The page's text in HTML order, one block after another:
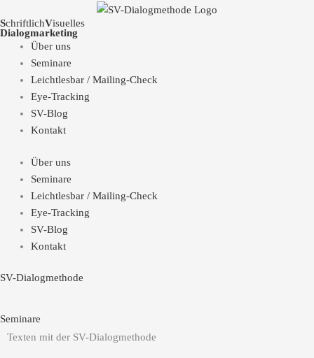
SchriftlichVisuelles
Dialogmarketing
Über uns
Seminare
Leichtlesbar / Mailing-Check
Eye-Tracking
SV-Blog
Kontakt
Über uns
Seminare
Leichtlesbar / Mailing-Check
Eye-Tracking
SV-Blog
Kontakt
SV-Dialogmethode
Seminare
Texten mit der SV-Dialogmethode